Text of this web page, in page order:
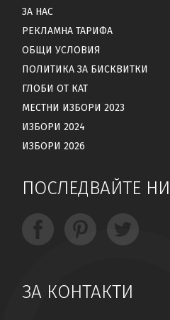
ЗА НАС
РЕКЛАМНА ТАРИФА
ОБЩИ УСЛОВИЯ
ПОЛИТИКА ЗА БИСКВИТКИ
ГЛОБИ ОТ КАТ
МЕСТНИ ИЗБОРИ 2023
ИЗБОРИ 2024
ИЗБОРИ 2026
ПОСЛЕДВАЙТЕ НИ
ЗА КОНТАКТИ